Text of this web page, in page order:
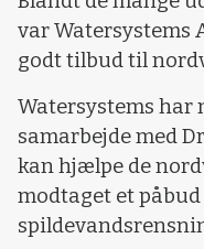
var Watersystems
godt tilbud til
Watersystems har
samarbejde med
kan hjælpe de
modtaget et